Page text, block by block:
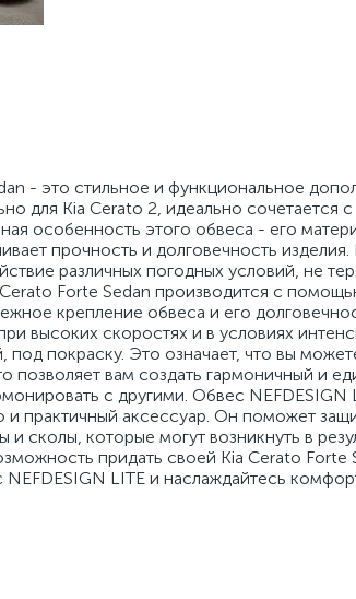
- это стильное и функциональное
для Kia Cerato 2, идеально сочетается
особенность этого обвеса - его
прочность и долговечность
различных погодных условий, не
Forte Sedan производится с
крепление обвеса и его
высоких скоростях и в условиях
покраску. Это означает, что вы
позволяет вам создать гармоничный и
с другими. Обвес NEFDESIGN
практичный аксессуар. Он поможет
сколы, которые могут возникнуть в
придать своей Kia Cerato Forte
LITE и наслаждайтесь